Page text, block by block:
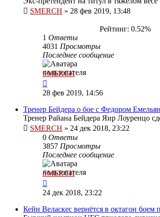
SMERCH » 28 фев 2019, 13:48
Рейтинг: 0.52%
1 Ответы
4031 Просмотры
Последнее сообщение
SMERCH
28 фев 2019, 14:56
Тренер Бейдера о бое с Федором
Тренер Райана Бейдера Яир Лоуренцо
SMERCH » 24 дек 2018, 23:22
0 Ответы
3857 Просмотры
Последнее сообщение
SMERCH
24 дек 2018, 23:22
Кейн Веласкес вернётся в октагон